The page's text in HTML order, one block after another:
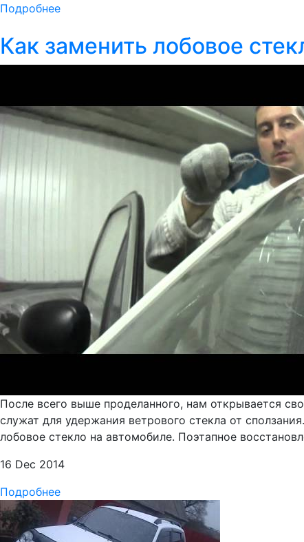
Подробнее
Как заменить лобовое
После всего выше проделанного, нам открывается
служат для удержания ветрового стекла от
лобовое стекло на автомобиле. Поэтапное
16 Dec 2014
Подробнее